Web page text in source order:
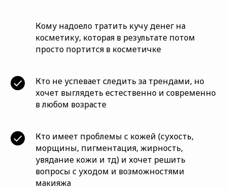
Кому надоело тратить кучу денег на
косметику, которая в результате потом
просто портится в косметичке
Кто не успевает следить за трендами, но
хочет выглядеть естественно и современно
в любом возрасте
Кто имеет проблемы с кожей (сухость,
морщины, пигментация, жирность,
увядание кожи и тд) и хочет решить
вопросы с уходом и возможностями
макияжа